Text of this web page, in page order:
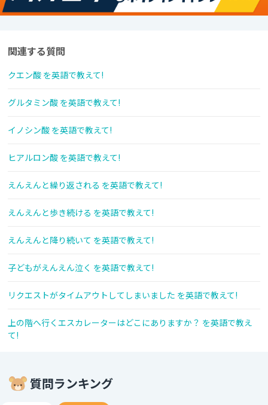
関連する質問
クエン酸 を英語で教えて!
グルタミン酸 を英語で教えて!
イノシン酸 を英語で教えて!
ヒアルロン酸 を英語で教えて!
えんえんと繰り返される を英語で教えて!
えんえんと歩き続ける を英語で教えて!
えんえんと降り続いて を英語で教えて!
子どもがえんえん泣く を英語で教えて!
リクエストがタイムアウトしてしまいました を英語で教えて!
上の階へ行くエスカレーターはどこにありますか？ を英語で教え
て!
質問ランキング